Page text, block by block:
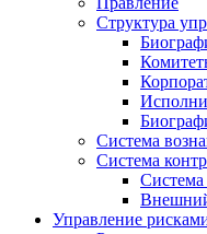
Структура
Система
Система
Система
Управление